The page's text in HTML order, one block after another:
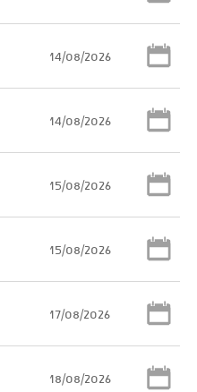
14/08/2026
14/08/2026
15/08/2026
15/08/2026
17/08/2026
18/08/2026